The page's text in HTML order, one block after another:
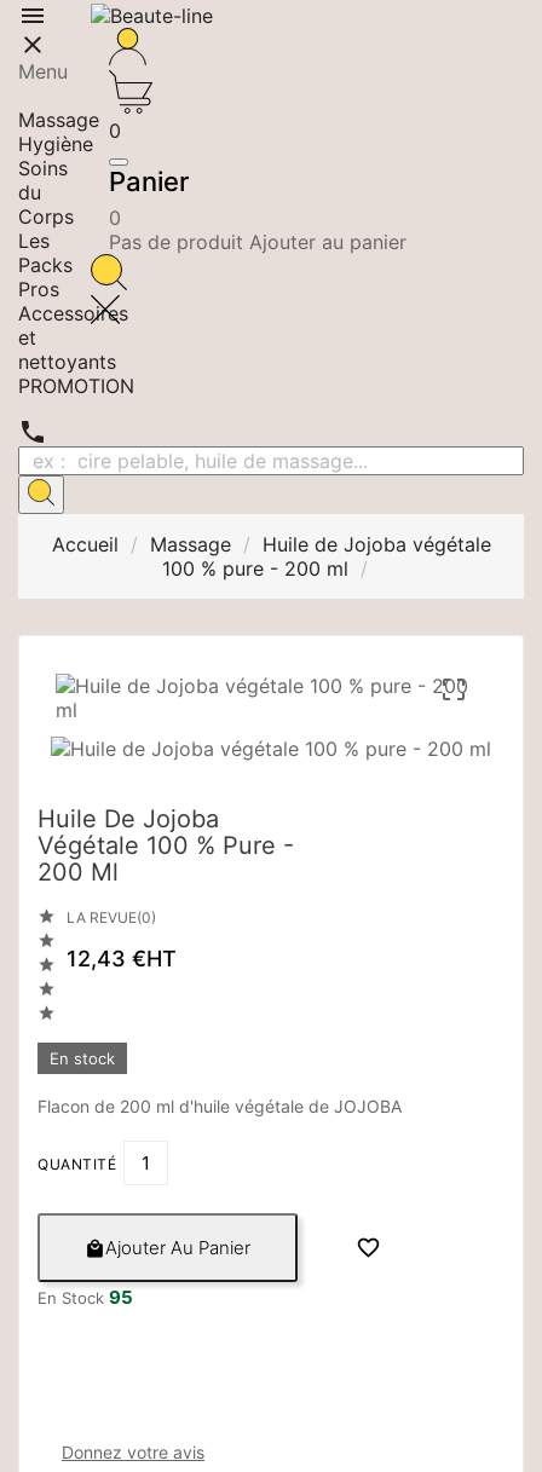


Menu
Massage
Hygiène
Soins
du
Corps
Les
Packs
Pros
Accessoires
et
nettoyants
PROMOTION

0
Panier
0
Pas de produit Ajouter au panier
Accueil Massage
Huile de Jojoba végétale
100 % pure - 200 ml

Huile De Jojoba
Végétale 100 % Pure -
200 Ml





LA REVUE(0)
12,43 €HT
En stock
Flacon de 200 ml d'huile végétale de JOJOBA
QUANTITÉ
Ajouter Au Panier 
En Stock 95
Donnez votre avis